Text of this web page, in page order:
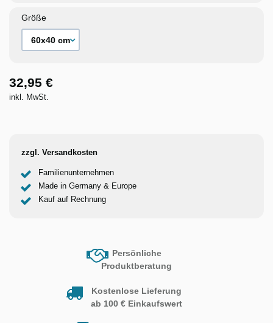
Größe
32,95 €
inkl. MwSt.
zzgl. Versandkosten
Familienunternehmen
Made in Germany & Europe
Kauf auf Rechnung
Persönliche
Produktberatung
Kostenlose Lieferung
ab 100 € Einkaufswert